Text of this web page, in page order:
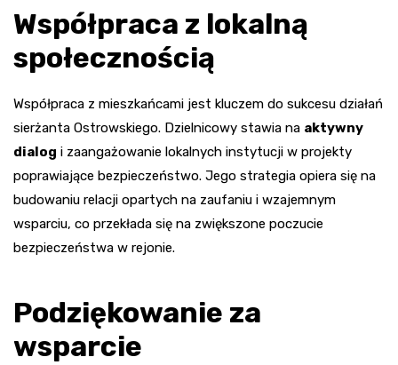
Współpraca z lokalną
społecznością
Współpraca z mieszkańcami jest kluczem do sukcesu działań
sierżanta Ostrowskiego. Dzielnicowy stawia na aktywny
dialog i zaangażowanie lokalnych instytucji w projekty
poprawiające bezpieczeństwo. Jego strategia opiera się na
budowaniu relacji opartych na zaufaniu i wzajemnym
wsparciu, co przekłada się na zwiększone poczucie
bezpieczeństwa w rejonie.
Podziękowanie za
wsparcie